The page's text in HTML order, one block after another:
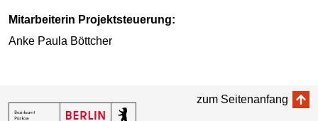
Mitarbeiterin Projektsteuerung:
Anke Paula Böttcher
zum Seitenanfang